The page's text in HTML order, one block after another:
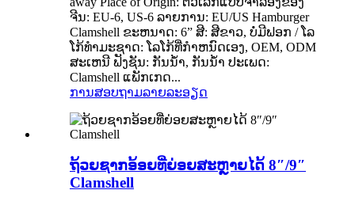
ຈີນ: EU-6, US-6 ລາຍການ: EU/US Hamburger
Clamshell ຂະຫນາດ: 6” ສີ: ສີຂາວ, ບໍ່ມີຟອກ / ໂລ
ໂກ້ທໍາມະຊາດ: ໂລໂກ້ທີ່ກໍາຫນົດເອງ, OEM, ODM
ສະເຫນີ ຟັງຊັນ: ກັນນ້ໍາ, ກັນນ້ໍາ ປະເພດ:
Clamshell ແພັກເກດ...
ການສອບຖາມລາຍລະອຽດ
ຖ້ວຍຊາກອ້ອຍທີ່ຍ່ອຍສະຫຼາຍໄດ້ 8″/9″
Clamshell